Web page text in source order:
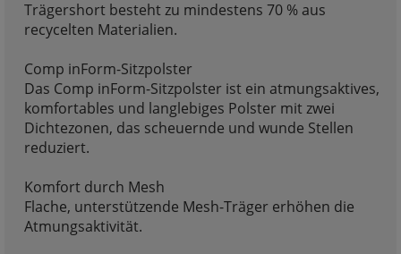
Trägershort besteht zu mindestens 70 % aus
recycelten Materialien.
Comp inForm-Sitzpolster
Das Comp inForm-Sitzpolster ist ein atmungsaktives,
komfortables und langlebiges Polster mit zwei
Dichtezonen, das scheuernde und wunde Stellen
reduziert.
Komfort durch Mesh
Flache, unterstützende Mesh-Träger erhöhen die
Atmungsaktivität.